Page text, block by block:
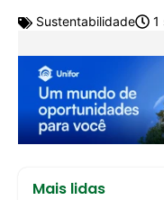
Sustentabilidade 1
Mais lidas